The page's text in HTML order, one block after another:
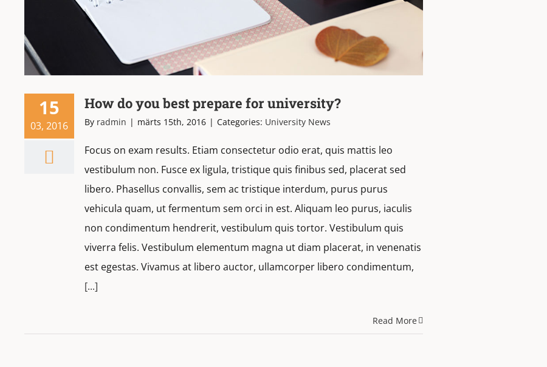
15
03, 2016
How do you best prepare for university?
By radmin | märts 15th, 2016 | Categories: University News
Focus on exam results. Etiam consectetur odio erat, quis mattis leo
vestibulum non. Fusce ex ligula, tristique quis finibus sed, placerat sed
libero. Phasellus convallis, sem ac tristique interdum, purus purus
vehicula quam, ut fermentum sem orci in est. Aliquam leo purus, iaculis
non condimentum hendrerit, vestibulum quis tortor. Vestibulum quis
viverra felis. Vestibulum elementum magna ut diam placerat, in venenatis
est egestas. Vivamus at libero auctor, ullamcorper libero condimentum,
[...]
Read More